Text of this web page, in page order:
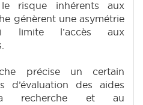
risque inhérents aux
génèrent une asymétrie
limite l’accès aux
précise un certain
d’évaluation des aides
recherche et au